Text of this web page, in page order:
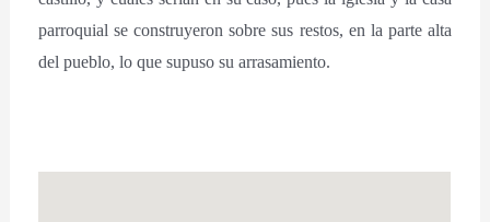
parroquial se construyeron sobre sus restos, en la parte alta
del pueblo, lo que supuso su arrasamiento.